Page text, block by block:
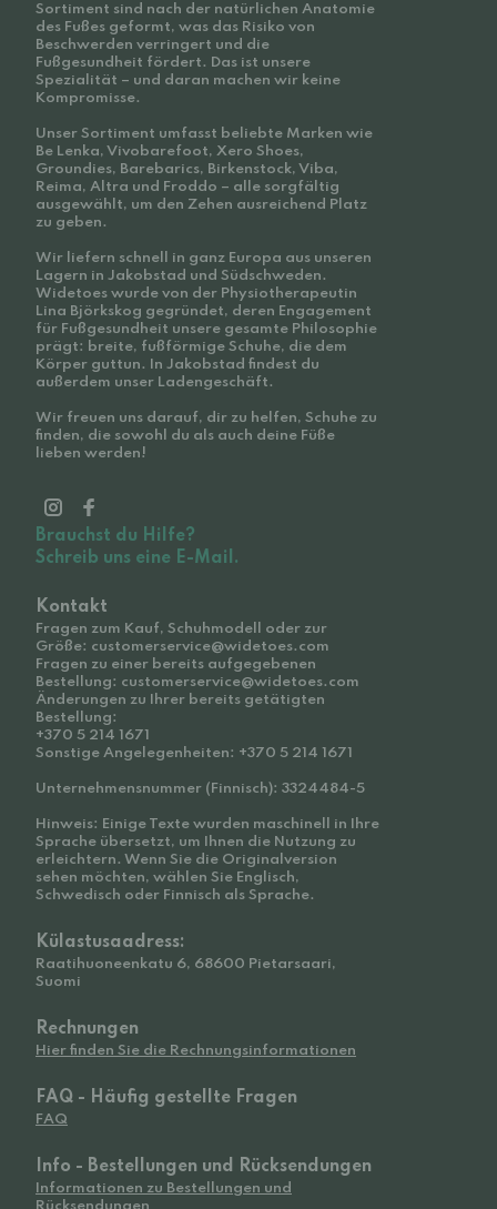
Sortiment sind nach der natürlichen Anatomie
des Fußes geformt, was das Risiko von
Beschwerden verringert und die
Fußgesundheit fördert. Das ist unsere
Spezialität – und daran machen wir keine
Kompromisse.
Unser Sortiment umfasst beliebte Marken wie
Be Lenka, Vivobarefoot, Xero Shoes,
Groundies, Barebarics, Birkenstock, Viba,
Reima, Altra und Froddo – alle sorgfältig
ausgewählt, um den Zehen ausreichend Platz
zu geben.
Wir liefern schnell in ganz Europa aus unseren
Lagern in Jakobstad und Südschweden.
Widetoes wurde von der Physiotherapeutin
Lina Björkskog gegründet, deren Engagement
für Fußgesundheit unsere gesamte Philosophie
prägt: breite, fußförmige Schuhe, die dem
Körper guttun. In Jakobstad findest du
außerdem unser Ladengeschäft.
Wir freuen uns darauf, dir zu helfen, Schuhe zu
finden, die sowohl du als auch deine Füße
lieben werden!
Brauchst du Hilfe?
Schreib uns eine E-Mail.
Kontakt
Fragen zum Kauf, Schuhmodell oder zur
Größe: customerservice@widetoes.com
Fragen zu einer bereits aufgegebenen
Bestellung: customerservice@widetoes.com
Änderungen zu Ihrer bereits getätigten
Bestellung:
+370 5 214 1671
Sonstige Angelegenheiten: +370 5 214 1671
Unternehmensnummer (Finnisch): 3324484-5
Hinweis: Einige Texte wurden maschinell in Ihre
Sprache übersetzt, um Ihnen die Nutzung zu
erleichtern. Wenn Sie die Originalversion
sehen möchten, wählen Sie Englisch,
Schwedisch oder Finnisch als Sprache.
Külastusaadress:
Raatihuoneenkatu 6, 68600 Pietarsaari,
Suomi
Rechnungen
Hier finden Sie die Rechnungsinformationen
FAQ - Häufig gestellte Fragen
FAQ
Info - Bestellungen und Rücksendungen
Informationen zu Bestellungen und